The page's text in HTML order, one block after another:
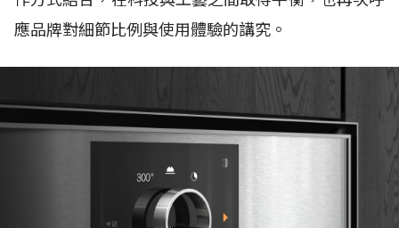
應品牌對細節比例與使用體驗的講究。